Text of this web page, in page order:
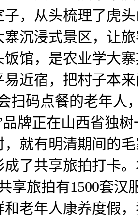
，从头梳理了虎
沉浸式景区，让
馆，是农业学大
近宿，把村子本
扫码点餐的老年人
牌正在山西省独
就有明清期间的
了共享旅拍打卡
享旅拍有1500套
老年人康养度假